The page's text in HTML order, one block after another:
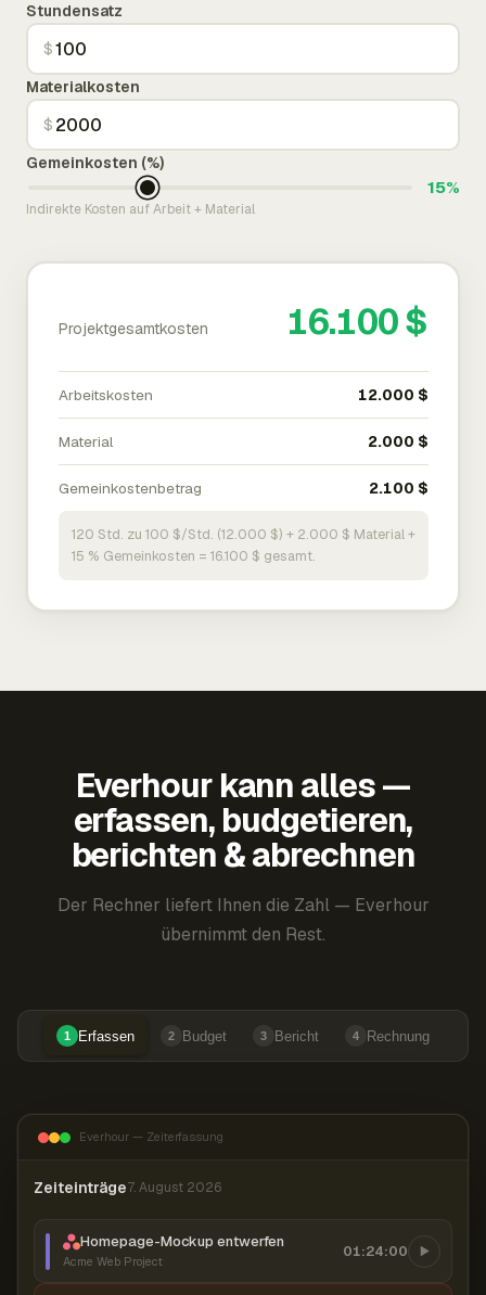
Stundensatz
$
Materialkosten
$
Gemeinkosten (%)
15%
Indirekte Kosten auf Arbeit + Material
Projektgesamtkosten 16.100 $
Arbeitskosten 12.000 $
Material 2.000 $
Gemeinkostenbetrag 2.100 $
120 Std. zu 100 $/Std. (12.000 $) + 2.000 $ Material +
15 % Gemeinkosten = 16.100 $ gesamt.
Everhour kann alles —
erfassen, budgetieren,
berichten & abrechnen
Der Rechner liefert Ihnen die Zahl — Everhour
übernimmt den Rest.
1 Erfassen 2 Budget 3 Bericht 4 Rechnung
Everhour — Zeiterfassung
Zeiteinträge7. August 2026
Homepage-Mockup entwerfen
Acme Web Project
01:24:00